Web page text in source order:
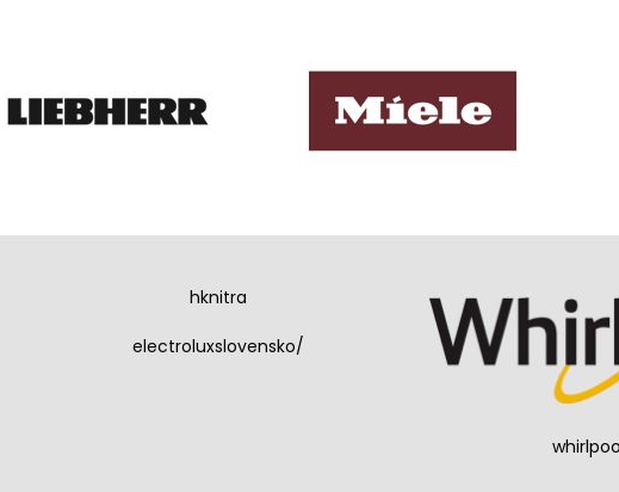
hknitra
electroluxslovensko/